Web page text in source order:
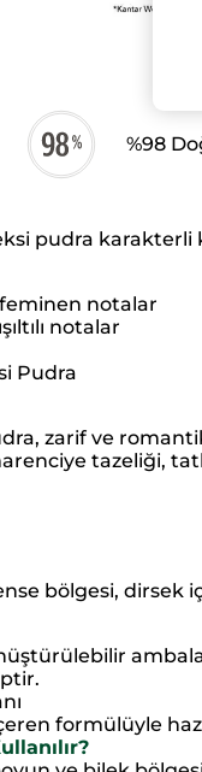
%98
pudra
notalar
notalar
Pudra
zarif ve
tazeliği,
bölgesi, dirsek
formülüyle